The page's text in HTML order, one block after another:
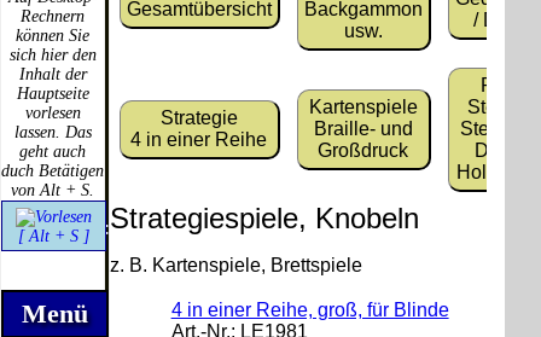
Gesamtübersicht
Backgammon
usw.
/
Strategie
4 in einer Reihe
Kartenspiele
Braille- und
Großdruck
Strategiespiele, Knobeln
z. B. Kartenspiele, Brettspiele
4 in einer Reihe, groß, für Blinde
Art.-Nr.: LE1981
Rechnern
können Sie
sich hier den
Inhalt der
Hauptseite
vorlesen
lassen. Das
geht auch
duch Betätigen
von Alt + S.
[ Alt + S ]
Menü
QR
Code:
Deutschland
Vorkasse: 6.95
€
Deutschland
PayPal: 6.95 €
Vorkasse:
20.00 €
EU (inkl.
Schweiz)
PayPal: 20.00
€
Download only
Deutschland
Deutschland
PayPal:
0.00 €
EU (inkl.
0.00 €
Schweiz)
PayPal:
Bei dieser